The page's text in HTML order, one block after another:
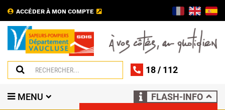
ACCÉDER À MON COMPTE
18/ 112
MENU FLASH-INFO